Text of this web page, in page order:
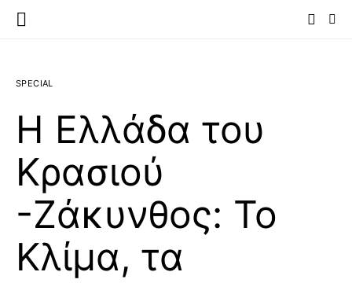
SPECIAL
Η Ελλάδα του
Κρασιού
-Ζάκυνθος: Το
Κλίμα, τα